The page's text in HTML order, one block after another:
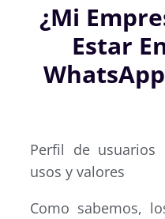
¿Mi
Estar
Perfil de usuarios
usos y valores
Como sabemos,